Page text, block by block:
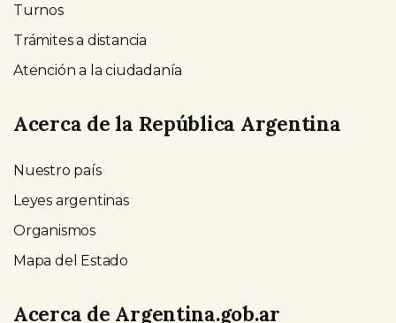
Turnos
Trámites a distancia
Atención a la ciudadanía
Acerca de la República Argentina
Nuestro país
Leyes argentinas
Organismos
Mapa del Estado
Acerca de Argentina.gob.ar